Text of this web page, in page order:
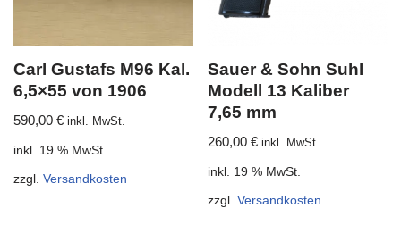
Carl Gustafs M96 Kal.
6,5×55 von 1906
590,00 € inkl. MwSt.
inkl. 19 % MwSt.
zzgl. Versandkosten
Sauer & Sohn Suhl
Modell 13 Kaliber
7,65 mm
260,00€ inkl. MwSt.
inkl. 19 % MwSt.
zzgl.Versandkosten